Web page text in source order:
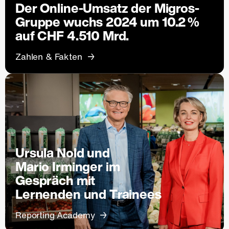
Der Online-Umsatz der Migros-
Gruppe wuchs 2024 um 10.2 %
auf CHF 4.510 Mrd.
Zahlen & Fakten
Ursula Nold und
Mario Irminger im
Gespräch mit
Lernenden und Trainees
Reporting Academy